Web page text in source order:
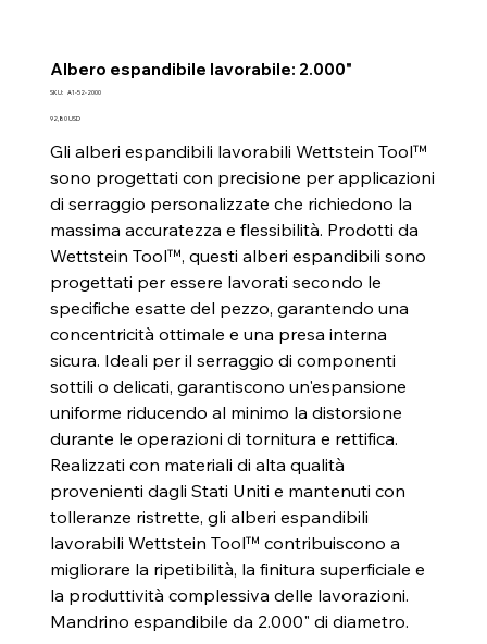
Albero espandibile lavorabile: 2.000"
SKU: SKU
52-
A1-52-2000
Prezzo
92,80 USD
Gli alberi espandibili lavorabili Wettstein Tool™
sono progettati con precisione per applicazioni
di serraggio personalizzate che richiedono la
massima accuratezza e flessibilità. Prodotti da
Wettstein Tool™, questi alberi espandibili sono
progettati per essere lavorati secondo le
specifiche esatte del pezzo, garantendo una
concentricità ottimale e una presa interna
sicura. Ideali per il serraggio di componenti
sottili o delicati, garantiscono un'espansione
uniforme riducendo al minimo la distorsione
durante le operazioni di tornitura e rettifica.
Realizzati con materiali di alta qualità
provenienti dagli Stati Uniti e mantenuti con
tolleranze ristrette, gli alberi espandibili
lavorabili Wettstein Tool™ contribuiscono a
migliorare la ripetibilità, la finitura superficiale e
la produttività complessiva delle lavorazioni.
Mandrino espandibile da 2.000" di diametro.